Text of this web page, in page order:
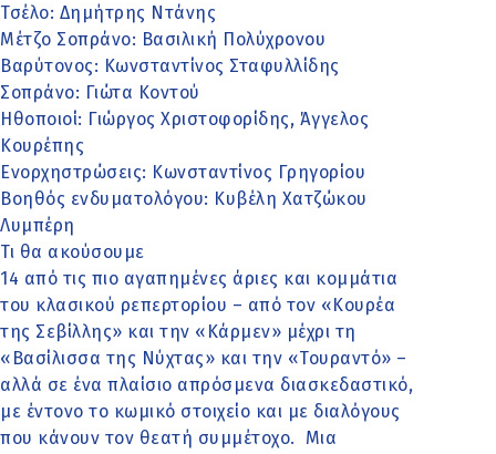
Τσέλο: Δημήτρης Ντάνης
Μέτζο Σοπράνο: Βασιλική Πολύχρονου
Βαρύτονος: Κωνσταντίνος Σταφυλλίδης
Σοπράνο: Γιώτα Κοντού
Ηθοποιοί: Γιώργος Χριστοφορίδης, Άγγελος
Κουρέπης
Ενορχηστρώσεις: Κωνσταντίνος Γρηγορίου
Βοηθός ενδυματολόγου: Κυβέλη Χατζώκου
Λυμπέρη
Τι θα ακούσουμε
14 από τις πιο αγαπημένες άριες και κομμάτια
του κλασικού ρεπερτορίου – από τον «Κουρέα
της Σεβίλλης» και την «Κάρμεν» μέχρι τη
«Βασίλισσα της Νύχτας» και την «Τουραντό» –
αλλά σε ένα πλαίσιο απρόσμενα διασκεδαστικό,
με έντονο το κωμικό στοιχείο και με διαλόγους
που κάνουν τον θεατή συμμέτοχο. Μια